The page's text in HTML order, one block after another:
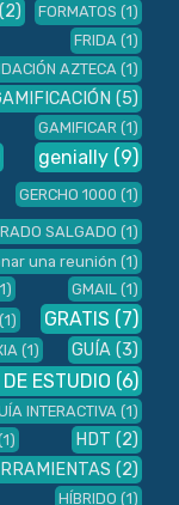
(2) FORMATOS (1)
FRIDA (1)
AZTECA (1)
(5)
GAMIFICAR (1)
genially (9)
GERCHO 1000 (1)
SALGADO (1)
una reunión (1)
GMAIL (1)
(1) GRATIS (7)
(1) GUÍA (3)
ESTUDIO (6)
INTERACTIVA (1)
HDT (2)
(2)
HÍBRIDO (1)